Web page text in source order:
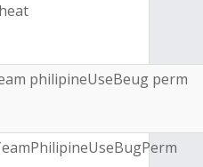
philipineUseBeug perm